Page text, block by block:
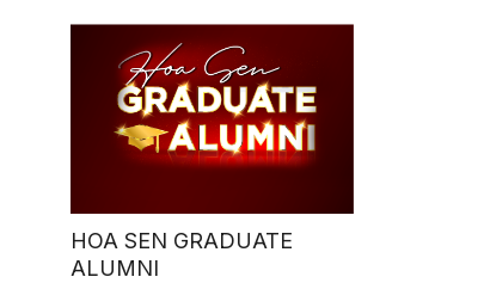
HOA SEN GRADUATE
ALUMNI